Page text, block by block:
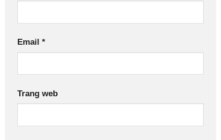
Email *
Trang web